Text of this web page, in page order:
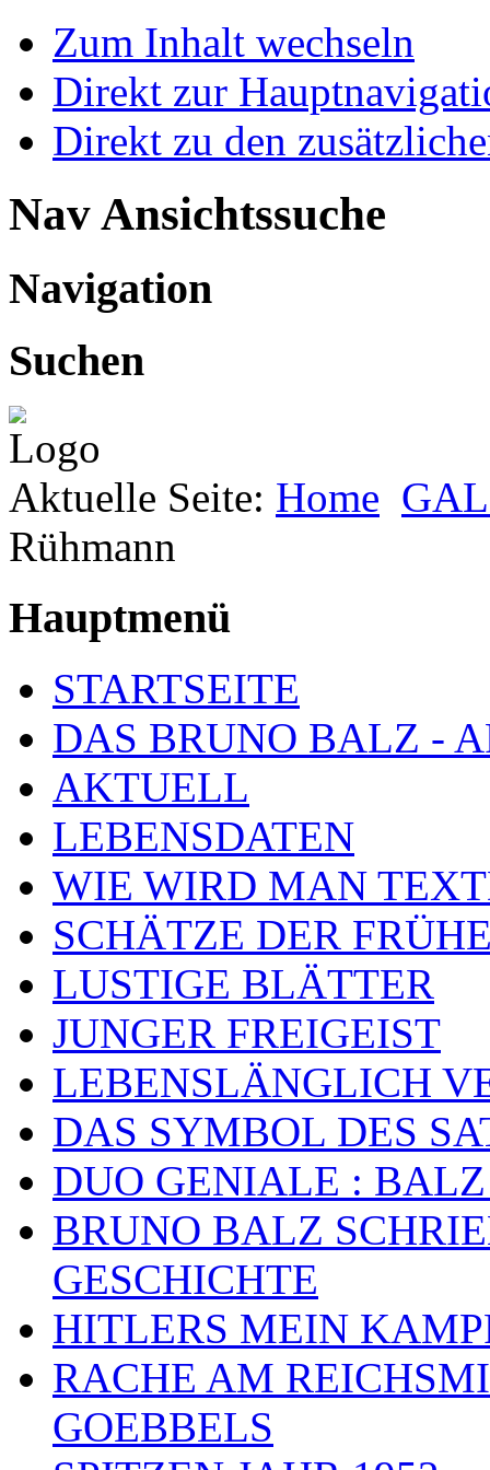
Zum Inhalt wechseln
Direkt zur
Direkt zu den
Nav Ansichtssuche
Navigation
Suchen
Aktuelle Seite: Home
Rühmann
Hauptmenü
STARTSEITE
DAS BRUNO BALZ -
AKTUELL
LEBENSDATEN
WIE WIRD MAN
SCHÄTZE DER
LUSTIGE BLÄTTER
JUNGER FREIGEIST
LEBENSLÄNGLICH
DAS SYMBOL DES
DUO GENIALE :
BRUNO BALZ
GESCHICHTE
HITLERS MEIN
RACHE AM
GOEBBELS